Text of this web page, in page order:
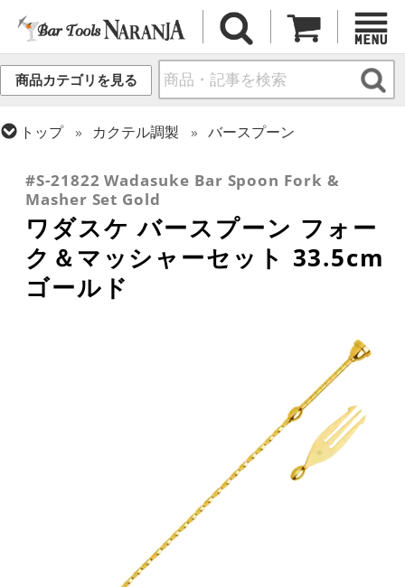
商品カテゴリを見る
トップ カクテル調製
バースプーン
#S-21822 Wadasuke Bar Spoon Fork &
Masher Set Gold
ワダスケ バースプーン フォー
ク＆マッシャーセット 33.5cm
ゴールド